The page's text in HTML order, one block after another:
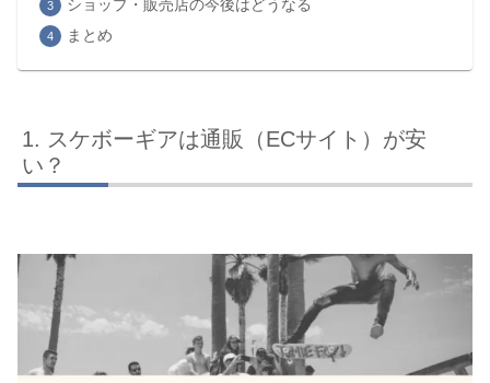
ショップ・販売店の今後はどうなる
まとめ
スケボーギアは通販（ECサイト）が安
い？